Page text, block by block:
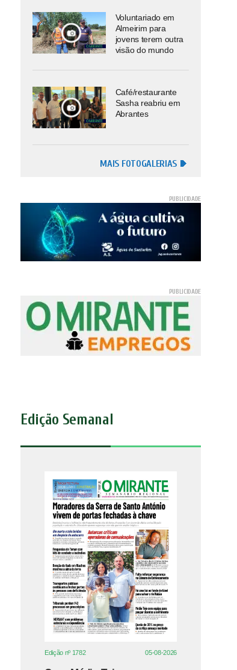
Voluntariado em
Almeirim para
jovens terem outra
visão do mundo
Café/restaurante
Sasha reabriu em
Abrantes
MAIS FOTOGALERIAS
Edição Semanal
Edição nº 1782 05-08-2026